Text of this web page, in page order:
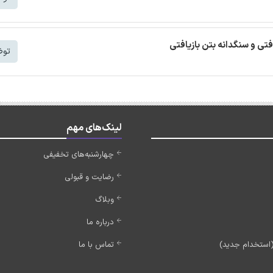
و سنگدانه بتن بازیافتی
لینک‌های مهم
چهارشنبه‌های تخفیفی
رضایت و قبولی
وبلاگ
درباره ما
تماس با ما